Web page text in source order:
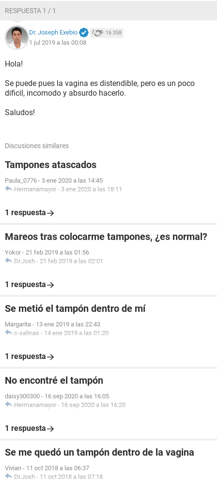
RESPUESTA 1 / 1
Dr. Joseph Exebio 16.358
1 jul 2019 a las 00:08
Hola!
Se puede pues la vagina es distendible, pero es un poco
dificil, incomodo y absurdo hacerlo.
Saludos!
Discusiones similares
Tampones atascados
Paula_0776 - 3 ene 2020 a las 14:45
Hermanamayor - 3 ene 2020 a las 18:11
1 respuesta
Mareos tras colocarme tampones, ¿es normal?
Yokor - 21 feb 2019 a las 01:56
Dr.Josh - 21 feb 2019 a las 02:01
1 respuesta
Se metió el tampón dentro de mí
Margarita - 13 ene 2019 a las 22:43
c-salinas - 14 ene 2019 a las 01:20
1 respuesta
No encontré el tampón
daisy300300 - 16 sep 2020 a las 16:05
Hermanamayor - 16 sep 2020 a las 16:20
1 respuesta
Se me quedó un tampón dentro de la vagina
Vivian - 11 oct 2018 a las 06:37
Dr.Josh - 11 oct 2018 a las 07:18